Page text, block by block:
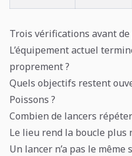
Trois vérifications avant
L’équipement actuel
proprement ?
Quels objectifs restent
Poissons ?
Combien de lancers
Le lieu rend la boucle plus
Un lancer n’a pas le même